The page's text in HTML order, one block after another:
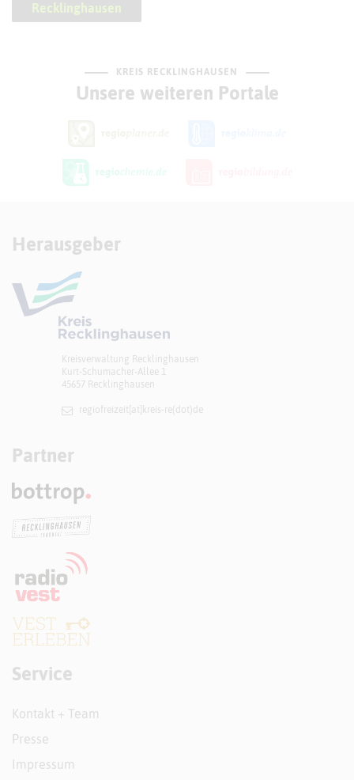
Recklinghausen
KREIS RECKLINGHAUSEN
Unsere weiteren Portale
Herausgeber
Kreisverwaltung Recklinghausen
Kurt-Schumacher-Allee 1
45657 Recklinghausen
regiofreizeit[at]​kreis-re(dot)de
Partner
Service
Kontakt + Team
Presse
Impressum